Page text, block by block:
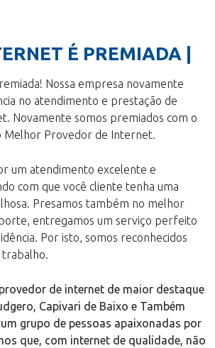
É PREMIADA |
Nossa empresa novamente
no atendimento e prestação de
Novamente somos premiados com o
Melhor Provedor de Internet.
um atendimento excelente e
com que você cliente tenha uma
Presamos também no melhor
entregamos um serviço perfeito
Por isto, somos reconhecidos
de internet de maior destaque
Capivari de Baixo e Também
grupo de pessoas apaixonadas por
que, com internet de qualidade, não